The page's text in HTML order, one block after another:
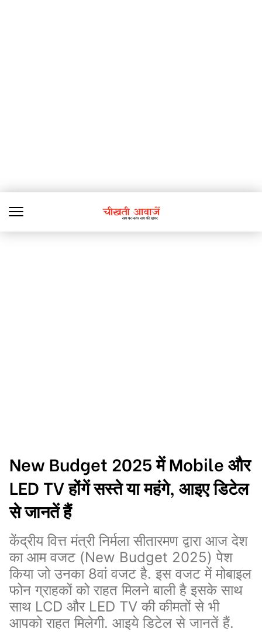
New Budget 2025 में Mobile और
LED TV होंगें सस्ते या महंगे, आइए डिटेल
से जानतें हैं
केंद्रीय वित्त मंत्री निर्मला सीतारमण द्वारा आज देश
का आम वजट (New Budget 2025) पेश
किया जो उनका 8वां वजट है. इस वजट में मोबाइल
फोन ग्राहकों को राहत मिलने बाली है इसके साथ
साथ LCD और LED TV की कीमतों से भी
आपको राहत मिलेगी. आइये डिटेल से जानतें हैं.